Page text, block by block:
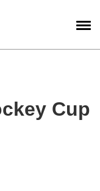
Cup